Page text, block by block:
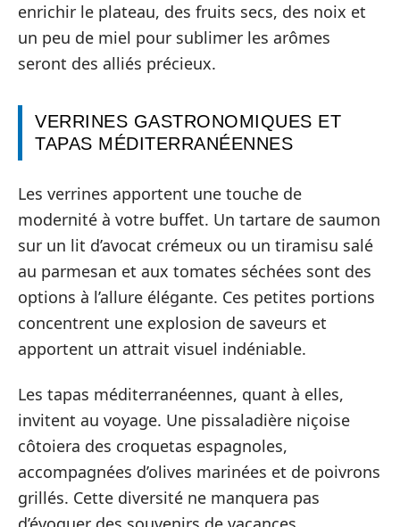
enrichir le plateau, des fruits secs, des noix et
un peu de miel pour sublimer les arômes
seront des alliés précieux.
VERRINES GASTRONOMIQUES ET
TAPAS MÉDITERRANÉENNES
Les verrines apportent une touche de
modernité à votre buffet. Un tartare de saumon
sur un lit d’avocat crémeux ou un tiramisu salé
au parmesan et aux tomates séchées sont des
options à l’allure élégante. Ces petites portions
concentrent une explosion de saveurs et
apportent un attrait visuel indéniable.
Les tapas méditerranéennes, quant à elles,
invitent au voyage. Une pissaladière niçoise
côtoiera des croquetas espagnoles,
accompagnées d’olives marinées et de poivrons
grillés. Cette diversité ne manquera pas